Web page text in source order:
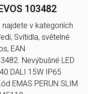
103482
najdete v kategoriích
Svítidla, světelné
EAN
Nevýbušné LED
DALI 15W IP65
EMAS PERUN SLIM